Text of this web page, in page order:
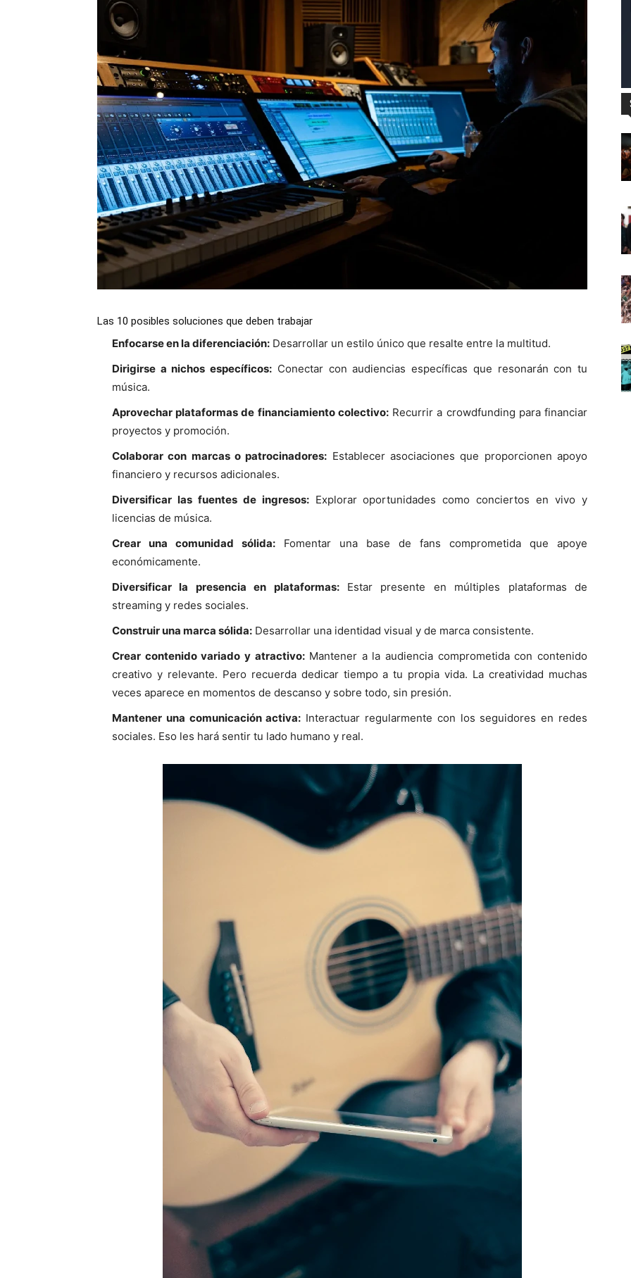
Las 10 posibles soluciones que deben trabajar
Enfocarse en la diferenciación: Desarrollar un estilo único que resalte entre la multitud.
Dirigirse a nichos específicos: Conectar con audiencias específicas que resonarán con tu
música.
Aprovechar plataformas de financiamiento colectivo:Recurrir a crowdfunding para financiar
proyectos y promoción.
Colaborar con marcas o patrocinadores: Establecer asociaciones que proporcionen apoyo
financiero y recursos adicionales.
Diversificar las fuentes de ingresos:Explorar oportunidades como conciertos en vivo y
licencias de música.
Crear una comunidad sólida: Fomentar una base de fans comprometida que apoye
económicamente.
Diversificar la presencia en plataformas:Estar presente en múltiples plataformas de
streaming y redes sociales.
Construir una marca sólida: Desarrollar una identidad visual y de marca consistente.
Crear contenido variado y atractivo:Mantener a la audiencia comprometida con contenido
creativo y relevante. Pero recuerda dedicar tiempo a tu propia vida. La creatividad muchas
veces aparece en momentos de descanso y sobre todo, sin presión.
Mantener una comunicación activa: Interactuar regularmente con los seguidores en redes
sociales. Eso les hará sentir tu lado humano y real.